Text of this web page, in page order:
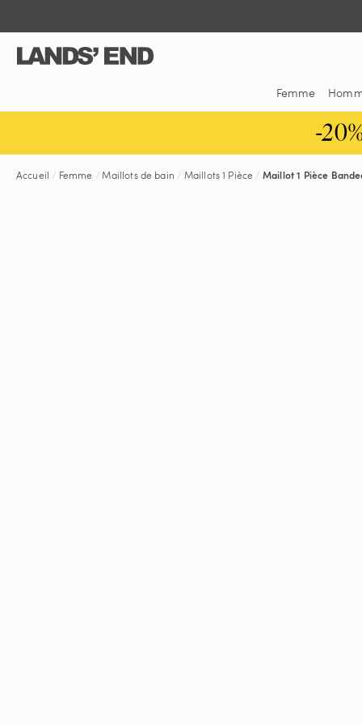
contenu
navigation
barre
Femme
-
Accueil Femme Maillots de bain Maillots 1 Pièce Maillot 1 Pièce